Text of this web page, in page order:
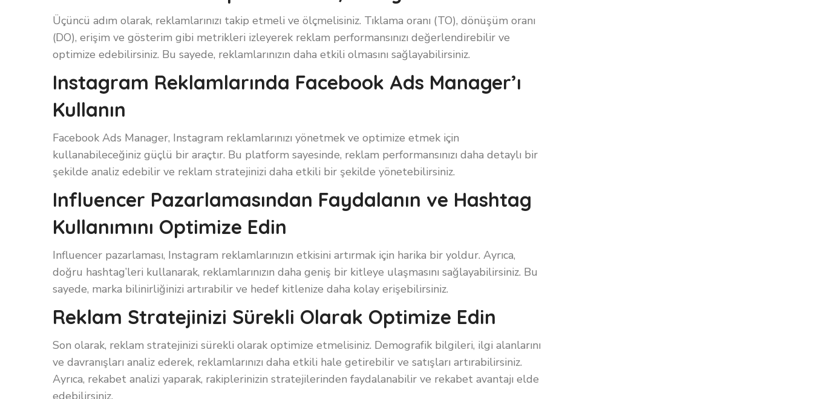
Üçüncü adım olarak, reklamlarınızı takip etmeli ve ölçmelisiniz. Tıklama oranı (TO), dönüşüm oranı
(DO), erişim ve gösterim gibi metrikleri izleyerek reklam performansınızı değerlendirebilir ve
optimize edebilirsiniz. Bu sayede, reklamlarınızın daha etkili olmasını sağlayabilirsiniz.
Instagram Reklamlarında Facebook Ads Manager’ı
Kullanın
Facebook Ads Manager, Instagram reklamlarınızı yönetmek ve optimize etmek için
kullanabileceğiniz güçlü bir araçtır. Bu platform sayesinde, reklam performansınızı daha detaylı bir
şekilde analiz edebilir ve reklam stratejinizi daha etkili bir şekilde yönetebilirsiniz.
Influencer Pazarlamasından Faydalanın ve Hashtag
Kullanımını Optimize Edin
Influencer pazarlaması, Instagram reklamlarınızın etkisini artırmak için harika bir yoldur. Ayrıca,
doğru hashtag’leri kullanarak, reklamlarınızın daha geniş bir kitleye ulaşmasını sağlayabilirsiniz. Bu
sayede, marka bilinirliğinizi artırabilir ve hedef kitlenize daha kolay erişebilirsiniz.
Reklam Stratejinizi Sürekli Olarak Optimize Edin
Son olarak, reklam stratejinizi sürekli olarak optimize etmelisiniz. Demografik bilgileri, ilgi alanlarını
ve davranışları analiz ederek, reklamlarınızı daha etkili hale getirebilir ve satışları artırabilirsiniz.
Ayrıca, rekabet analizi yaparak, rakiplerinizin stratejilerinden faydalanabilir ve rekabet avantajı elde
edebilirsiniz.